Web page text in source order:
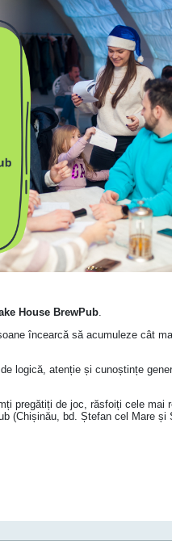
House BrewPub.
încearcă să acumuleze cât
logică, atenție și cunoștințe
pregătiți de joc, răsfoiți cele
(Chișinău, bd. Ștefan cel Mare și